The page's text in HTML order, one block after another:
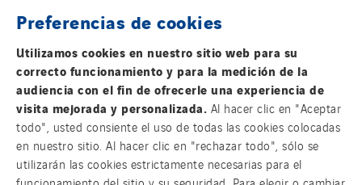
Contacta con nosotros
Información legal
Política de privacidad
Accesibilidad
Cegelec Occitanie Tertiaire
Cegelec Orléans Tertiaire
Cegelec Pays de la Loire
Cegelec Pays de Savoie
Cegelec Perpignan
Cegelec Polynésie
Cegelec Projets Espace
Preferencias de cookies
Utilizamos cookies en nuestro sitio web para su
correcto funcionamiento y para la medición de la
audiencia con el fin de ofrecerle una experiencia de
visita mejorada y personalizada. Al hacer clic en "Aceptar
todo", usted consiente el uso de todas las cookies colocadas
en nuestro sitio. Al hacer clic en "rechazar todo", sólo se
utilizarán las cookies estrictamente necesarias para el